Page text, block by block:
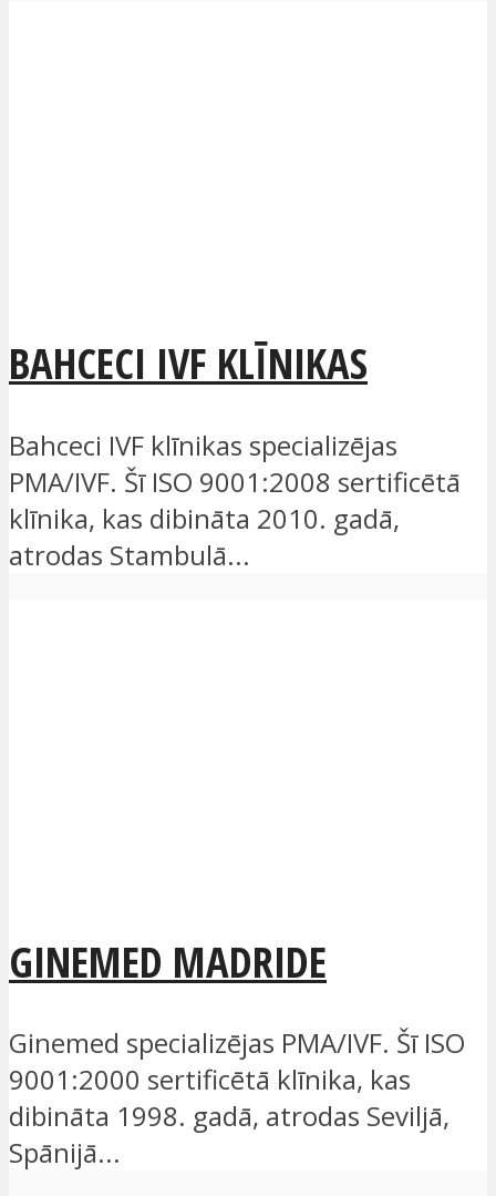
BAHCECI IVF KLĪNIKAS
Bahceci IVF klīnikas specializējas
PMA/IVF. Šī ISO 9001:2008 sertificētā
klīnika, kas dibināta 2010. gadā,
atrodas Stambulā...
GINEMED MADRIDE
Ginemed specializējas PMA/IVF. Šī ISO
9001:2000 sertificētā klīnika, kas
dibināta 1998. gadā, atrodas Seviljā,
Spānijā...